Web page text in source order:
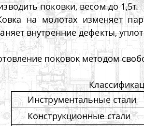
поковки, весом до 1,5т.
на молотах изменяет
внутренние дефекты,
поковок методом
Инструментальные стали
Конструкционные стали